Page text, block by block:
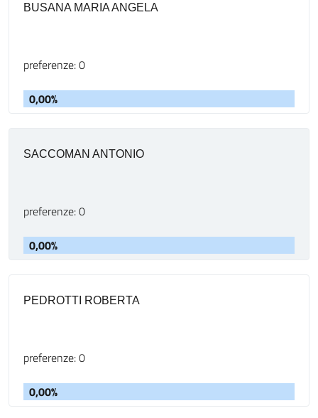
BUSANA MARIA ANGELA
preferenze: 0
0,00%
SACCOMAN ANTONIO
preferenze: 0
0,00%
PEDROTTI ROBERTA
preferenze: 0
0,00%